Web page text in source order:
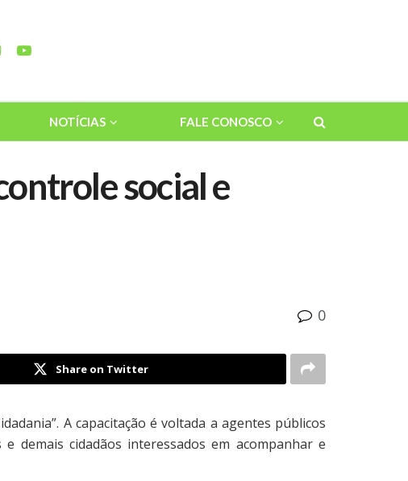
NOTÍCIAS FALE CONOSCO
social e
0
Share on Twitter
A capacitação é voltada a agentes públicos
demais cidadãos interessados em acompanhar e